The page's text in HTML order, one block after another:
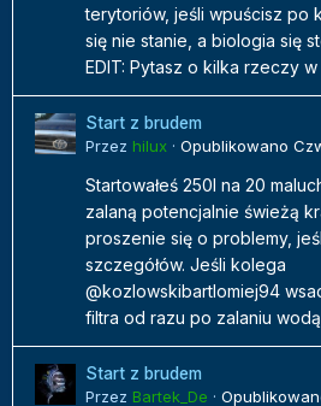
terytoriów, jeśli wpuścisz po
się nie stanie, a biologia się
EDIT: Pytasz o kilka rzeczy
Start z brudem
Przez hilux · Opublikowano
Startowałeś 250l na 20
zalaną potencjalnie świeżą
proszenie się o problemy,
szczegółów. Jeśli kolega
@kozlowskibartlomiej94
filtra od razu po zalaniu
Start z brudem
Przez Bartek_De ·